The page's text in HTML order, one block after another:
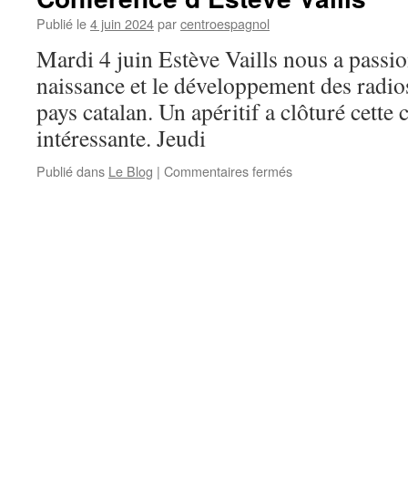
Publié le4 juin 2024parcentroespagnol
Mardi 4 juin Estève Vaills nous a
naissance et le développement des
pays catalan. Un apéritif a clôturé cette
intéressante. Jeudi
Publié dans Le Blog | Commentaires fermés